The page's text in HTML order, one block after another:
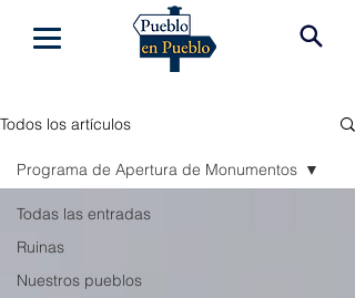
Todos los artículos
Todas las entradas
Ruinas
Nuestros pueblos
Programa de Apertura de Monumentos